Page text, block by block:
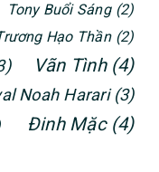
Tony Buổi Sáng (2)
Hạo Thần (2)
Vãn Tình (4)
Noah Harari (3)
Đinh Mặc (4)